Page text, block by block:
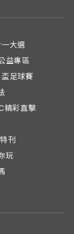
大選
益專區
足球賽
精彩直擊
刊
玩